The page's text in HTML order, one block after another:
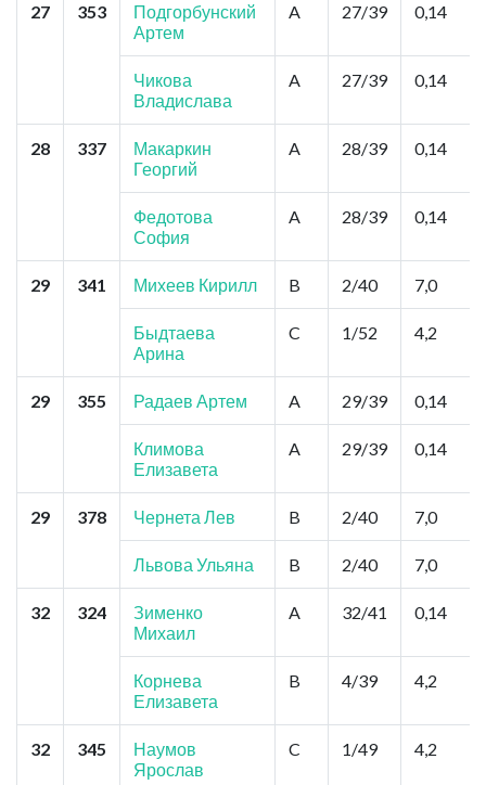
27 353
Подгорбунский
Артем
A 27/39 0,14
Чикова
Владислава
A 27/39 0,14
28 337
Макаркин
Георгий
A 28/39 0,14
Федотова
София
A 28/39 0,14
29 341 Михеев Кирилл B 2/40 7,0
Быдтаева
Арина
C 1/52 4,2
29 355 Радаев Артем A 29/39 0,14
Климова
Елизавета
A 29/39 0,14
29 378 Чернета Лев B 2/40 7,0
Львова Ульяна B 2/40 7,0
32 324
Зименко
Михаил
A 32/41 0,14
Корнева
Елизавета
B 4/39 4,2
32 345
Наумов
Ярослав
C 1/49 4,2